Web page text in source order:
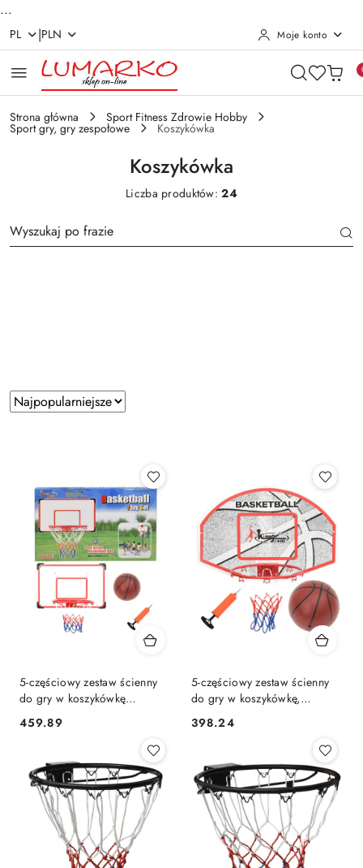
...
Przejdź do treści głównej
Przejdź do wyszukiwarki
Przejdź do moje konto
Przejdź do menu głównego
Przejdź do stopki
PL |PLN Moje konto
Strona główna Sport Fitness Zdrowie Hobby
Sport gry, gry zespołowe Koszykówka
Koszykówka
Liczba produktów:24
Zastosowano
sortowanie:
Sortuj
według
5-częściowy zestaw ścienny
do gry w koszykówkę
Lumarko!
Cena:
459.89
5-częściowy zestaw ścienny
do gry w koszykówkę,
66x44,5 cm Lumarko!
Cena:
398.24